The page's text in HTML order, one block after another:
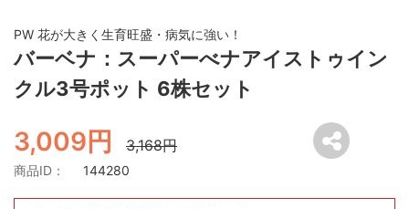
PW 花が大きく生育旺盛・病気に強い！
バーベナ：スーパーべナアイストゥイン
クル3号ポット 6株セット
3,009円 3,168円
商品ID： 144280